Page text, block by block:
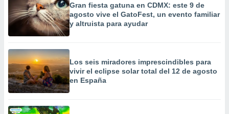
Gran fiesta gatuna en CDMX: este 9 de
agosto vive el GatoFest, un evento familiar
y altruista para ayudar
Los seis miradores imprescindibles para
vivir el eclipse solar total del 12 de agosto
en España